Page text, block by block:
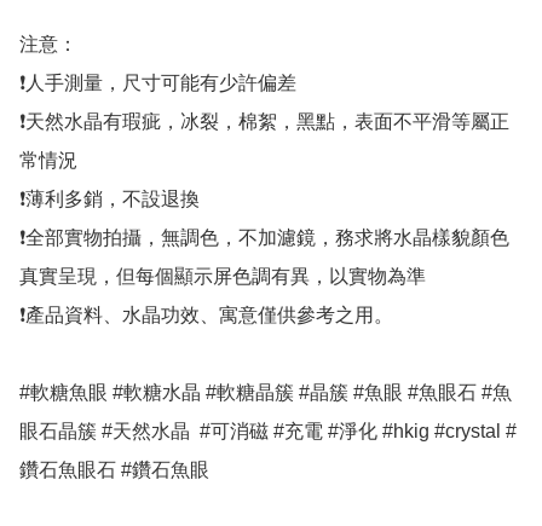
注意：
❗人手測量，尺寸可能有少許偏差
❗天然水晶有瑕疵，冰裂，棉絮，黑點，表面不平滑等屬正
常情況
❗薄利多銷，不設退換
❗全部實物拍攝，無調色，不加濾鏡，務求將水晶樣貌顏色
真實呈現，但每個顯示屏色調有異，以實物為準
❗產品資料、水晶功效、寓意僅供參考之用。
#軟糖魚眼 #軟糖水晶 #軟糖晶簇 #晶簇 #魚眼 #魚眼石 #魚
眼石晶簇 #天然水晶  #可消磁 #充電 #淨化 #hkig #crystal #
鑽石魚眼石 #鑽石魚眼